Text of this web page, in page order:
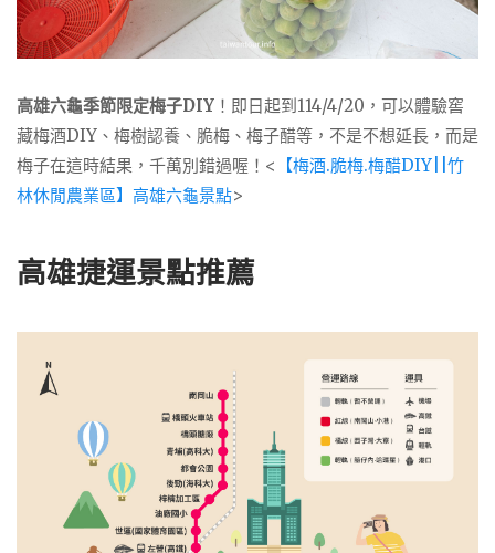
高雄六龜季節限定梅子DIY ！即日起到114/4/20，可以體驗窖
藏梅酒DIY、梅樹認養、脆梅、梅子醋等，不是不想延長，而是
梅子在這時結果，千萬別錯過喔！<
【梅酒.脆梅.梅醋DIY||竹
林休閒農業區】高雄六龜景點>
高雄捷運景點推薦